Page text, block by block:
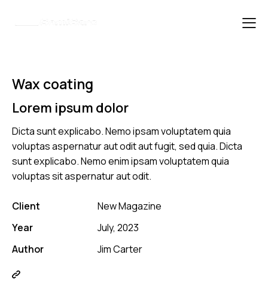
Wax coating
Lorem ipsum dolor
Dicta sunt explicabo. Nemo ipsam voluptatem quia
voluptas aspernatur aut odit aut fugit, sed quia. Dicta
sunt explicabo. Nemo enim ipsam voluptatem quia
voluptas sit aspernatur aut odit.
Client
New Magazine
Year
July, 2023
Author
Jim Carter